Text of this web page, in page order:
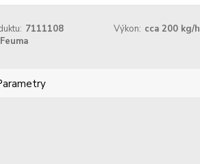
7111108 Výkon: cca 200 kg/h
Feuma